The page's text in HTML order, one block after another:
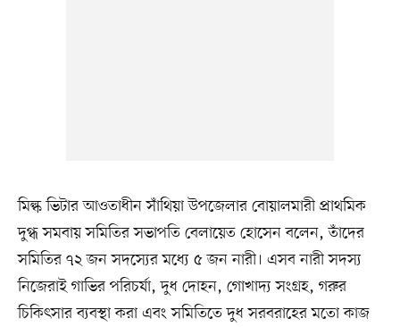
মিল্ক ভিটার আওতাধীন সাঁথিয়া উপজেলার বোয়ালমারী প্রাথমিক
দুগ্ধ সমবায় সমিতির সভাপতি বেলায়েত হোসেন বলেন, তাঁদের
সমিতির ৭২ জন সদস্যের মধ্যে ৫ জন নারী। এসব নারী সদস্য
নিজেরাই গাভির পরিচর্যা, দুধ দোহন, গোখাদ্য সংগ্রহ, গরুর
চিকিৎসার ব্যবস্থা করা এবং সমিতিতে দুধ সরবরাহের মতো কাজ